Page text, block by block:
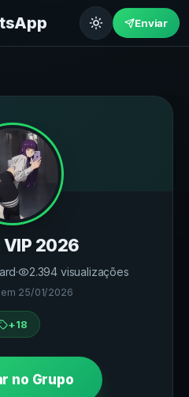
Enviar
2026
· 2.394 visualizações
25/01/2026
+18
no Grupo